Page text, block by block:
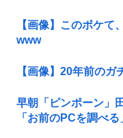
【画像】このボケて
www
【画像】20年前の
早朝「ピンポーン」
「お前のPCを調べ